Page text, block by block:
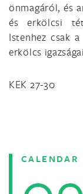
önmagáról, és
és erkölcsi
Istenhez csak
erkölcs
KEK 27-30
CALENDAR